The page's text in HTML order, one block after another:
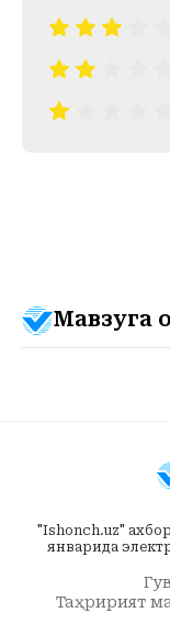
Мавзуга
"Ishonch.uz"
январида
Таҳририят